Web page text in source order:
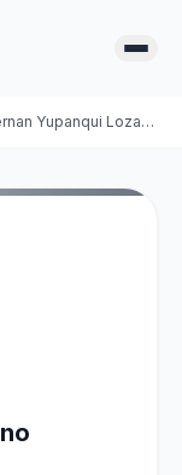
Hernan Yupanqui Lozano